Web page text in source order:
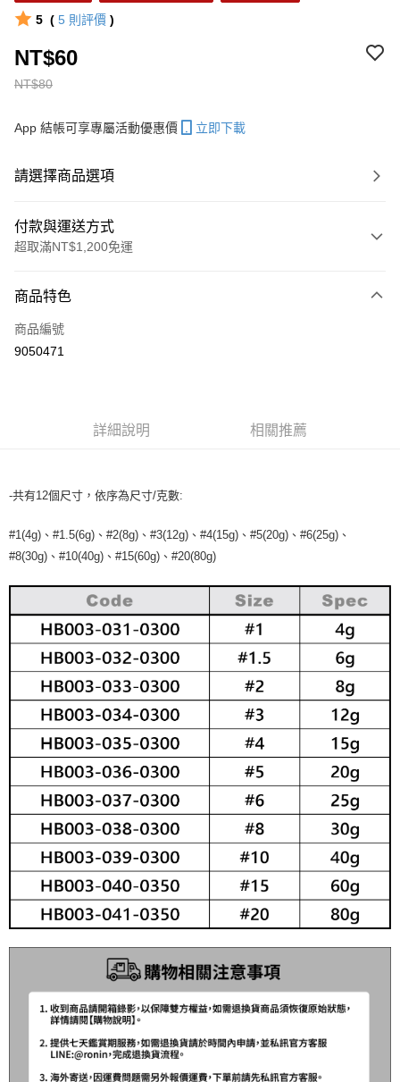
5 ( 5 則評價 )
NT$80
NT$60
App 結帳可享專屬活動優惠價 立即下載
請選擇商品選項
付款與運送方式
超取滿NT$1,200免運
信用卡一次付款
信用卡分期付款
上海商業儲蓄銀行
台北富邦商業銀行
匯豐（台灣）商業銀行
元大商業銀行
永豐商業銀行
台新國際商業銀行
台灣樂天信用卡公司
悠遊付
大哥付你分期
相關說明
1.本服務由台灣大哥大提供，台灣大哥大用戶可立即使用無須另外申請。
2.付款方式選擇「大哥付你分期」，訂單成立後會自動跳轉到大哥付的交易
流程，驗證手機門號後，選擇欲分期的期數、繳款截止日，確認付款後即完
成交易。
3.實際核准額度、可分期數及費用金額請依後續交易確認頁面所載為準。
4.訂單成立30分鐘內，如未前往確認交易或遇審核未通過，訂單將自動取
消。如遇「轉專審核」未通過狀況，表示未達大哥付你分期系統評分，恕無
法說明評估內容。
【繳款方式說明】
1.分期款項不併入電信帳單，「大哥付你分期」於每月結算日後寄送繳費提
醒簡訊。
2.透過簡訊連結打開帳單後，可選擇「超商條碼／台灣大直營門市／銀行轉
帳／街口支付／iPASS MONEY」等通路繳費。
【注意事項】
1.本服務係由「台灣大哥大股份有限公司」（以下簡稱本公司）所提供，讓
用戶於交易時，得透過本服務購買商品或服務，並由商店將買賣／分期付款
買賣價金債權讓與本公司後，依約使用本公司帳單繳交帳款。
2.基於同意付款使用「大哥付你分期」之契約關係目的，商店將以您的個人
資料（包含姓名、電話或地址）提供予台灣大哥大進項蒐集、處理及利用，
由本公司與您本人進行分期帳單所需資料之確認、核對及更正。
3.完整用戶服務條款，請詳閱以下連結：https://oppay.tw/userRule
AFTEE先享後付
相關說明
【關於「AFTEE先享後付」】
AFTEE先享後付是「在收到商品之後才付款」的支付方式。 讓您購物簡單
便利好安心！
１．簡單：不需註冊會員、不需綁卡、不需儲值。
２．便利：只要手機號碼，簡訊認證，即可結帳。
３．安心：先確認商品／服務後，再付款。
【「AFTEE先享後付」結帳流程】
１．於結帳方式選擇「AFTEE先享後付」後，將跳轉至「AFTEE先享後付」
結帳頁面，進行簡訊認證並確認金額後，即可完成結帳。
２．訂單成立數日內，您將收到繳費通知簡訊。
３．收到繳費通知簡訊後14天內，點擊此簡訊中的連結，可透過四大超商／
ATM／網路銀行／等多元方式進行付款，方視為交易完成。
※ 請注意：結帳手續完成當下不需立刻繳費，但若您需要取消訂單，請聯絡
購買商品的店家。未經商家同意取消之訂單仍視為有效，需透過AFTEE先享
後付繳納相關費用。
※ 交易是否成功請以「AFTEE先享後付 」之結帳頁面顯示為準，若有關於
是否繳費成功／繳費後需取消欲退款等相關疑問，請聯繫「AFTEE先享後付
客戶支援中心」
https://netprotections.freshdesk.com/support/home
１．透過由恩沛科技股份有限公司提供之「AFTEE先享後付」服務完成之交
易，需依本服務之必要範圍內提供個人資料，並將交易相關給付款項請求債
權轉讓予恩沛科技股份有限公司。
２．關於個人資料處理事宜，請瀏覽以下網址：
３．未成年的使用者請事先徵得法定代理人或監護人之同意方可使用
ATM付款
貨到付款
運送方式
全家取貨付款
每筆NT$60，滿NT$1,200(含以上)免運費
付款後全家取貨
每筆NT$60，滿NT$1,200(含以上)免運費
7-11取貨付款
每筆NT$60，滿NT$1,200(含以上)免運費
付款後7-11取貨
每筆NT$60，滿NT$1,200(含以上)免運費
一般宅配（門市自取請勿下單，請聯繫客服）
每筆NT$100，滿NT$2,000(含以上)免運費
離島一般宅配
每筆NT$200，滿NT$2,000(含以上)免運費
商品特色
商品編號
9050471
詳細說明 相關推薦
-共有12個尺寸，依序為尺寸/克數:
#1(4g)、#1.5(6g)、#2(8g)、#3(12g)、#4(15g)、#5(20g)、#6(25g)、
#8(30g)、#10(40g)、#15(60g)、#20(80g)